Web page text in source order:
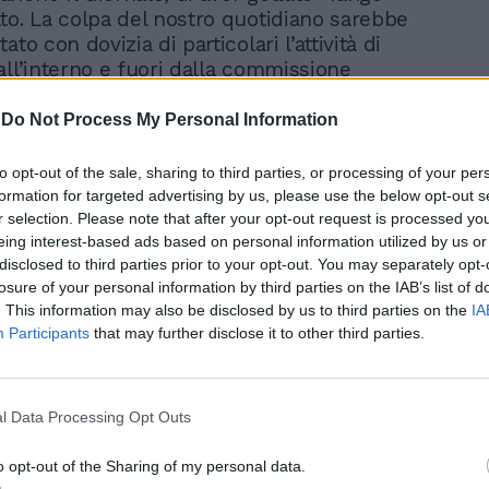
Do Not Process My Personal Information
opt-out of the sale, sharing to third parties, or processing of your
for targeted advertising by us, please use the below opt-out
selection. Please note that after your opt-out request is processed
interest-based ads based on personal information utilized by us
to third parties prior to your opt-out. You may separately
of your personal information by third parties on the IAB’s list of
This information may also be disclosed by us to third parties on the
Participants that may further disclose it to other third parties.
Data Processing Opt Outs
opt-out of the Sharing of my personal data.
La colpa del nostro quotidiano sarebbe
con dovizia di particolari l’attività di
e fuori dalla commissione
pm e collega Gioacchino Natoli,
Grazie alle intercettazioni disposte
di Caltanissetta. «Avevo il diritto di fare
con Natoli - ha tuonato
- Gli ho solo anticipato una domanda
una verità». Eppure di cose da
sono molte. Per questo motivo
al senatore Scarpinato sei domande a cui
intenzione di rispondere.
la risposta, per quale motivo vi siete
la procura di Caltanissetta, sono